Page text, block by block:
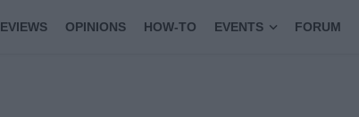
OPINIONS HOW-TO EVENTS FORUM